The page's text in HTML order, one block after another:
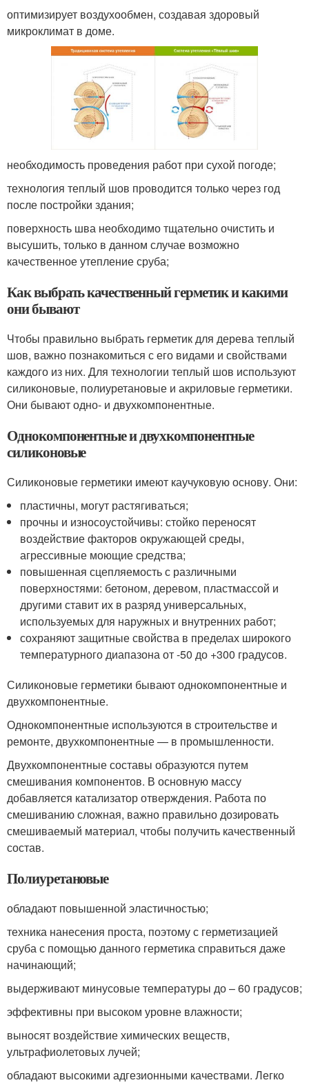
оптимизирует воздухообмен, создавая здоровый
микроклимат в доме.
необходимость проведения работ при сухой погоде;
технология теплый шов проводится только через год
после постройки здания;
поверхность шва необходимо тщательно очистить и
высушить, только в данном случае возможно
качественное утепление сруба;
Как выбрать качественный герметик и какими
они бывают
Чтобы правильно выбрать герметик для дерева теплый
шов, важно познакомиться с его видами и свойствами
каждого из них. Для технологии теплый шов используют
силиконовые, полиуретановые и акриловые герметики.
Они бывают одно- и двухкомпонентные.
Однокомпонентные и двухкомпонентные
силиконовые
Силиконовые герметики имеют каучуковую основу. Они:
пластичны, могут растягиваться;
прочны и износоустойчивы: стойко переносят
воздействие факторов окружающей среды,
агрессивные моющие средства;
повышенная сцепляемость с различными
поверхностями: бетоном, деревом, пластмассой и
другими ставит их в разряд универсальных,
используемых для наружных и внутренних работ;
сохраняют защитные свойства в пределах широкого
температурного диапазона от -50 до +300 градусов.
Силиконовые герметики бывают однокомпонентные и
двухкомпонентные.
Однокомпонентные используются в строительстве и
ремонте, двухкомпонентные — в промышленности.
Двухкомпонентные составы образуются путем
смешивания компонентов. В основную массу
добавляется катализатор отверждения. Работа по
смешиванию сложная, важно правильно дозировать
смешиваемый материал, чтобы получить качественный
состав.
Полиуретановые
обладают повышенной эластичностью;
техника нанесения проста, поэтому с герметизацией
сруба с помощью данного герметика справиться даже
начинающий;
выдерживают минусовые температуры до – 60 градусов;
эффективны при высоком уровне влажности;
выносят воздействие химических веществ,
ультрафиолетовых лучей;
обладают высокими адгезионными качествами. Легко